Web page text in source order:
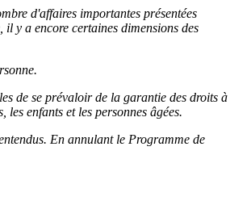
d'affaires importantes présentées
y a encore certaines dimensions des
de se prévaloir de la garantie des droits à
enfants et les personnes âgées.
En annulant le Programme de